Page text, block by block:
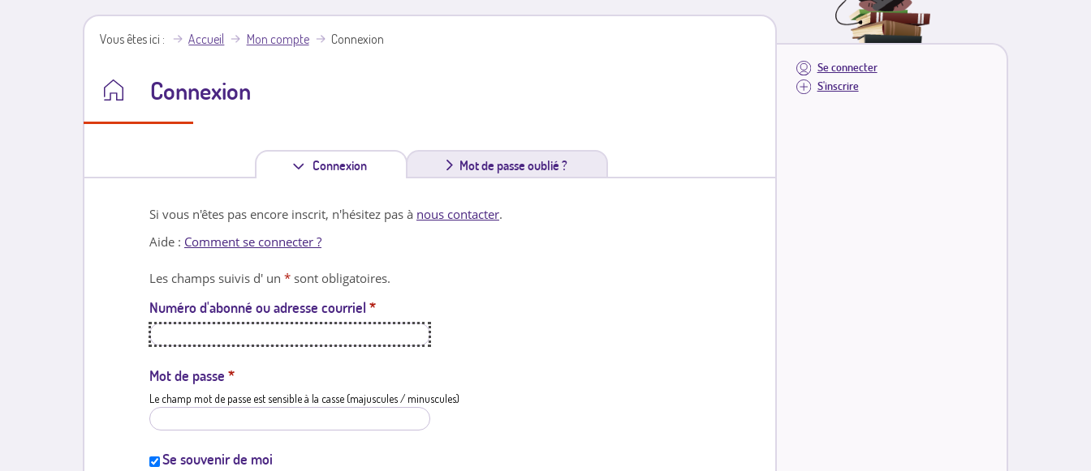
Se connecter
S'inscrire
Vous êtes ici Accueil Mon compte Connexion
Connexion
Connexion
n
l
e
Mot de passe oublié ?
Si vous n'êtes pas encore inscrit, n'hésitez pas à nous contacter.
Aide : Comment se connecter ?
Les champs suivis d' un * sont obligatoires.
Numéro d'abonné ou adresse courriel *
Mot de passe *
Le champ mot de passe est sensible à la casse (majuscules / minuscules)
Se souvenir de moi